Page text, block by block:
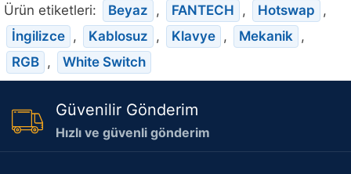
Ürün etiketleri: Beyaz , FANTECH , Hotswap
,
İngilizce , Kablosuz , Klavye , Mekanik
,
RGB , White Switch
Güvenilir Gönderim
Hızlı ve güvenli gönderim